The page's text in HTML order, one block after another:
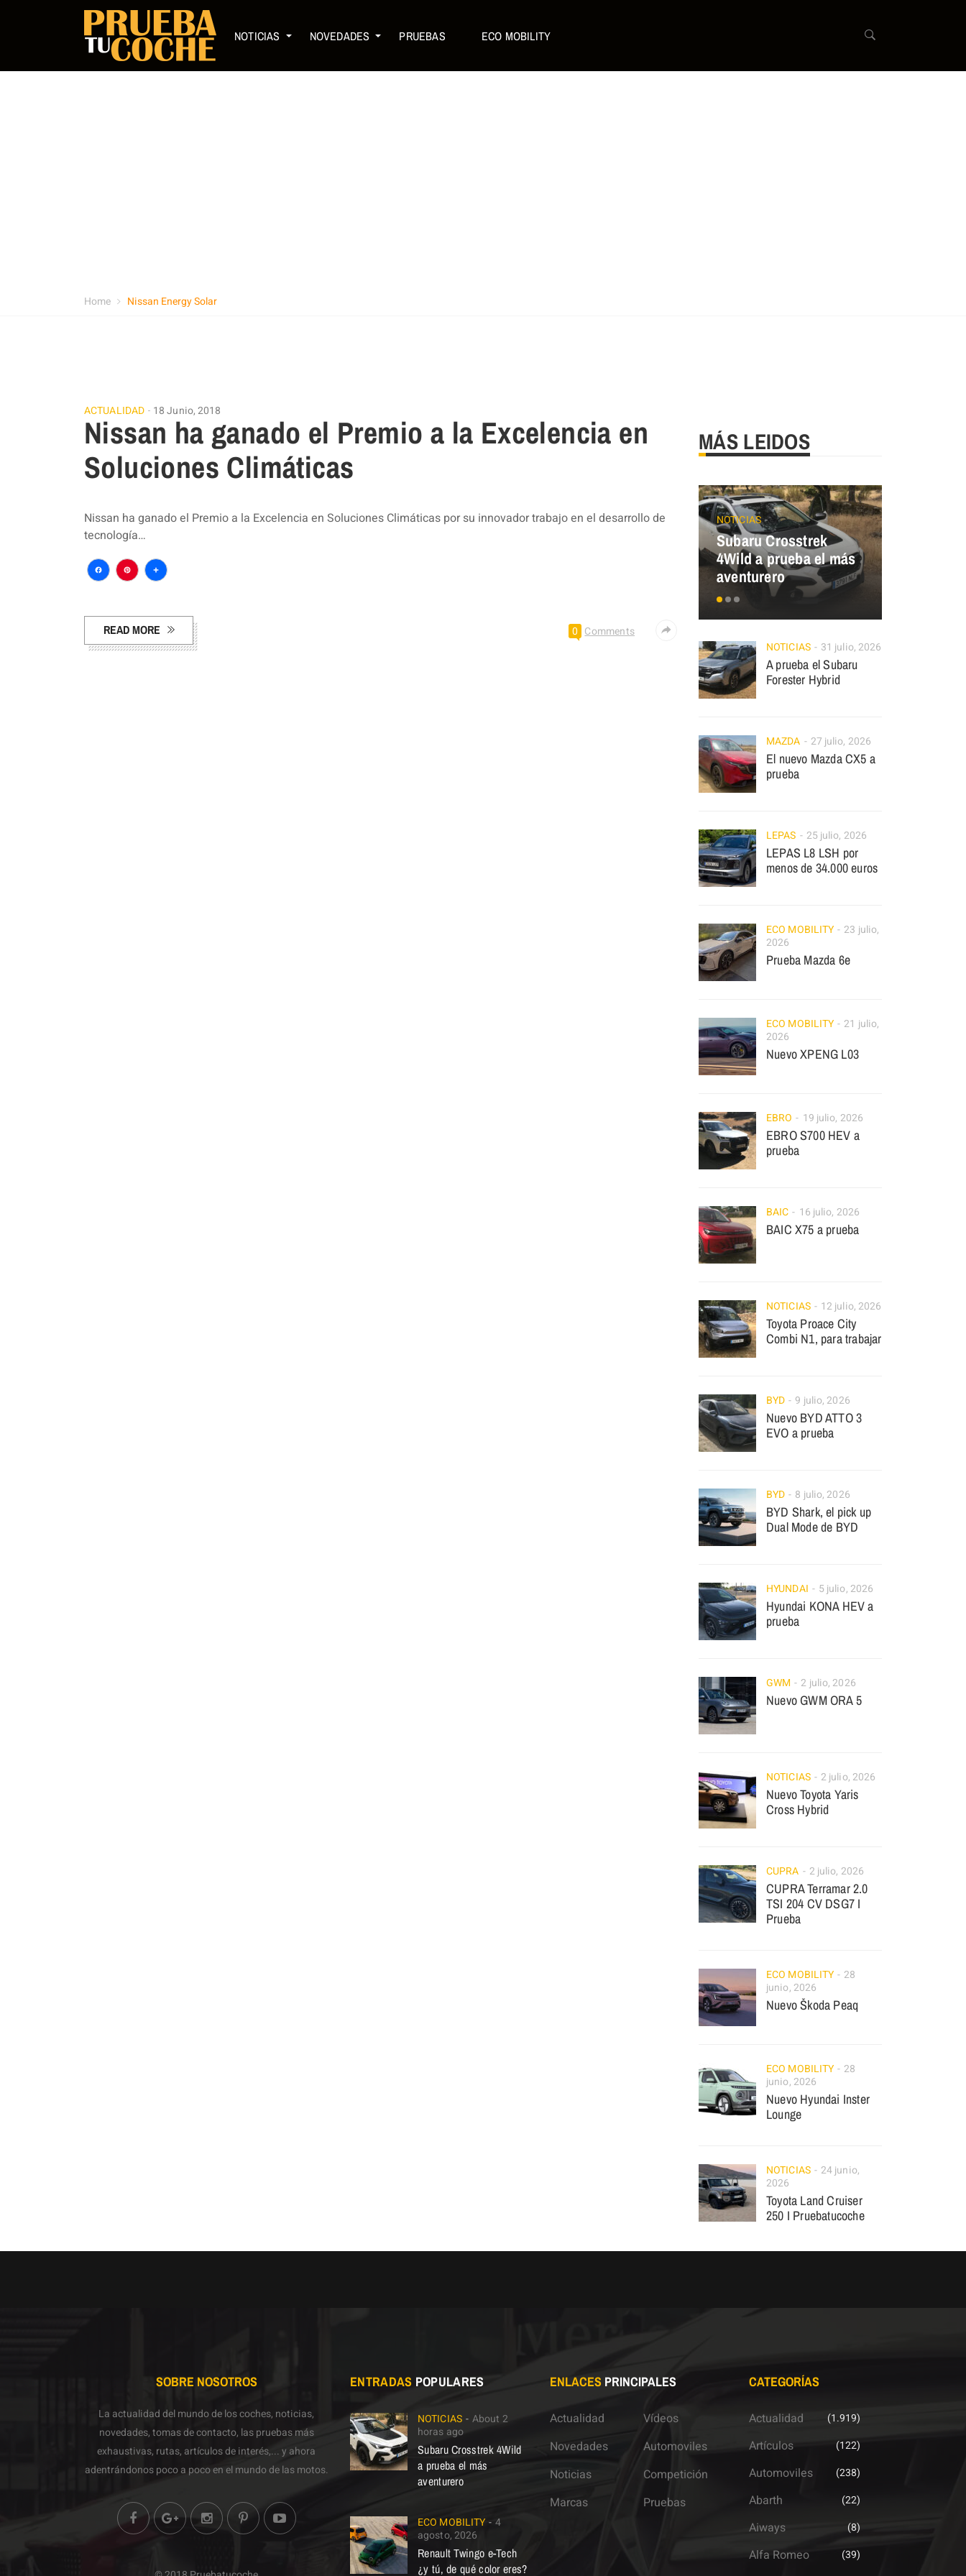
NOTICIAS NOVEDADES PRUEBAS ECO MOBILITY
Home Nissan Energy Solar
ACTUALIDAD 18 Junio, 2018
Nissan ha ganado el Premio a la Excelencia en
Soluciones Climáticas
Nissan ha ganado el Premio a la Excelencia en Soluciones Climáticas por su innovador trabajo en el desarrollo de
tecnología…
Facebook
Pinterest
Compartir
READ MORE 0 Comments
MÁS LEIDOS
NOTICIAS
Subaru Crosstrek
4Wild a prueba el más
aventurero
NOTICIAS 31 julio, 2026
A prueba el Subaru
Forester Hybrid
MAZDA 27 julio, 2026
El nuevo Mazda CX5 a
prueba
LEPAS 25 julio, 2026
LEPAS L8 LSH por
menos de 34.000 euros
ECO MOBILITY
23 julio,
2026
Prueba Mazda 6e
ECO MOBILITY
21 julio,
2026
Nuevo XPENG L03
EBRO 19 julio, 2026
EBRO S700 HEV a
prueba
BAIC 16 julio, 2026
BAIC X75 a prueba
NOTICIAS 12 julio, 2026
Toyota Proace City
Combi N1, para trabajar
BYD 9 julio, 2026
Nuevo BYD ATTO 3
EVO a prueba
BYD 8 julio, 2026
BYD Shark, el pick up
Dual Mode de BYD
HYUNDAI 5 julio, 2026
Hyundai KONA HEV a
prueba
GWM 2 julio, 2026
Nuevo GWM ORA 5
NOTICIAS 2 julio, 2026
Nuevo Toyota Yaris
Cross Hybrid
CUPRA 2 julio, 2026
CUPRA Terramar 2.0
TSI 204 CV DSG7 I
Prueba
ECO MOBILITY
28
junio, 2026
Nuevo Škoda Peaq
ECO MOBILITY
28
junio, 2026
Nuevo Hyundai Inster
Lounge
NOTICIAS
24 junio,
2026
Toyota Land Cruiser
250 I Pruebatucoche
SOBRE NOSOTROS
La actualidad del mundo de los coches, noticias,
novedades, tomas de contacto, las pruebas más
exhaustivas, rutas, artículos de interés,... y ahora
adentrándonos poco a poco en el mundo de las motos.
ENTRADAS POPULARES
NOTICIAS
About 2
horas ago
Subaru Crosstrek 4Wild
a prueba el más
aventurero
ECO MOBILITY
4
agosto, 2026
Renault Twingo e-Tech
¿y tú, de qué color eres?
ENLACESPRINCIPALES
Actualidad
Novedades
Noticias
Marcas
Vídeos
Automoviles
Competición
Pruebas
CATEGORÍAS
Actualidad (1.919)
Artículos (122)
Automoviles (238)
Abarth (22)
Aiways (8)
Alfa Romeo (39)